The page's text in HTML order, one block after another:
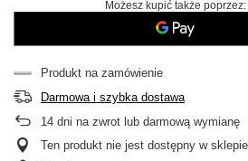
Możesz kupić także poprzez:
Produkt na zamówienie
Darmowa i szybka dostawa
14 dni na zwrot lub darmową wymianę
Ten produkt nie jest dostępny w